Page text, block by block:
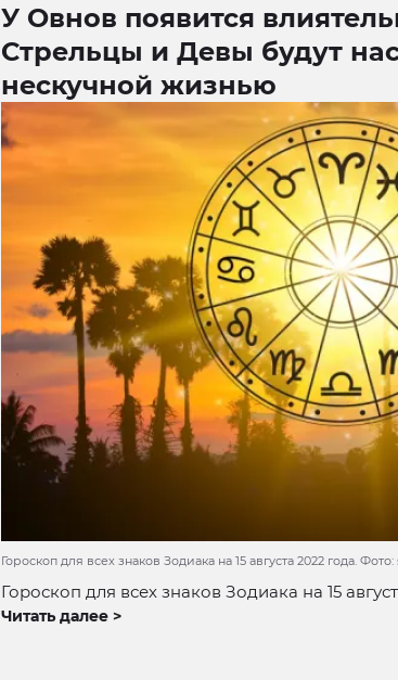
У Овнов появится
Стрельцы и Девы будут
нескучной жизнью
Гороскоп для всех знаков Зодиака на 15 августа 2022 года.
Гороскоп для всех знаков Зодиака на 15
Читать далее >